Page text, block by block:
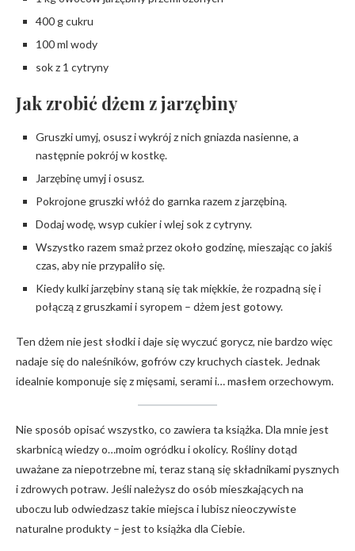
400 g cukru
100 ml wody
sok z 1 cytryny
Jak zrobić dżem z jarzębiny
Gruszki umyj, osusz i wykrój z nich gniazda nasienne, a
następnie pokrój w kostkę.
Jarzębinę umyj i osusz.
Pokrojone gruszki włóż do garnka razem z jarzębiną.
Dodaj wodę, wsyp cukier i wlej sok z cytryny.
Wszystko razem smaż przez około godzinę, mieszając co jakiś
czas, aby nie przypaliło się.
Kiedy kulki jarzębiny staną się tak miękkie, że rozpadną się i
połączą z gruszkami i syropem – dżem jest gotowy.
Ten dżem nie jest słodki i daje się wyczuć gorycz, nie bardzo więc
nadaje się do naleśników, gofrów czy kruchych ciastek. Jednak
idealnie komponuje się z mięsami, serami i… masłem orzechowym.
Nie sposób opisać wszystko, co zawiera ta książka. Dla mnie jest
skarbnicą wiedzy o…moim ogródku i okolicy. Rośliny dotąd
uważane za niepotrzebne mi, teraz staną się składnikami pysznych
i zdrowych potraw. Jeśli należysz do osób mieszkających na
uboczu lub odwiedzasz takie miejsca i lubisz nieoczywiste
naturalne produkty – jest to książka dla Ciebie.